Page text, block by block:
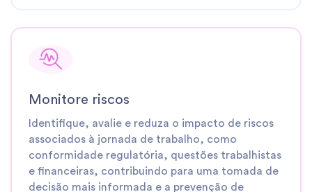
Monitore riscos
Identifique, avalie e reduza o impacto de riscos
associados à jornada de trabalho, como
conformidade regulatória, questões trabalhistas
e financeiras, contribuindo para uma tomada de
decisão mais informada e a prevenção de